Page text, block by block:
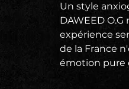
Un style
DAWEED
expérience
de la France
émotion pure